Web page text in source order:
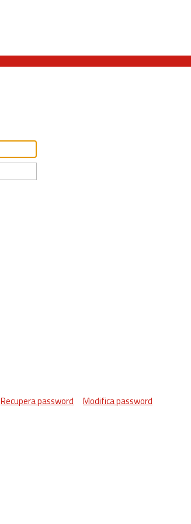
Recupera password Modifica password